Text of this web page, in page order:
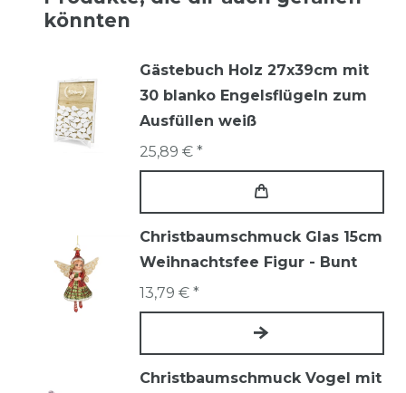
könnten
Gästebuch Holz 27x39cm mit
30 blanko Engelsflügeln zum
Ausfüllen weiß
25,89 € *
Christbaumschmuck Glas 15cm
Weihnachtsfee Figur - Bunt
13,79 € *
Christbaumschmuck Vogel mit